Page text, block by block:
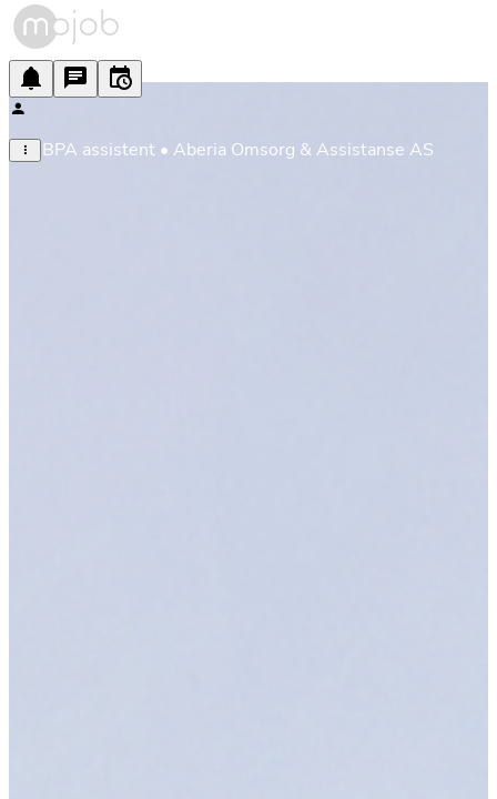
BPA assistent • Aberia Omsorg & Assistanse AS